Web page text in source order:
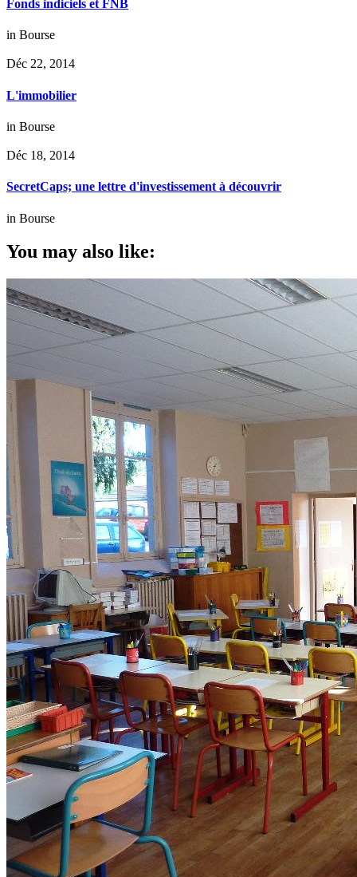
Fonds indiciels et FNB
in Bourse
Déc 22, 2014
L'immobilier
in Bourse
Déc 18, 2014
SecretCaps; une lettre d'investissement à découvrir
in Bourse
You may also like: